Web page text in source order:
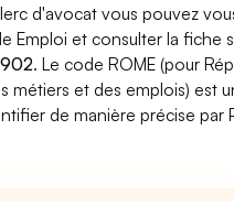
d'avocat vous pouvez
Emploi et consulter la fiche
. Le code ROME (pour
métiers et des emplois) est
de manière précise par